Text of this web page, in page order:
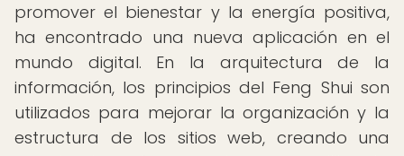
promover el bienestar y la energía positiva,
ha encontrado una nueva aplicación en el
mundo digital. En la arquitectura de la
información, los principios del Feng Shui son
utilizados para mejorar la organización y la
estructura de los sitios web, creando una